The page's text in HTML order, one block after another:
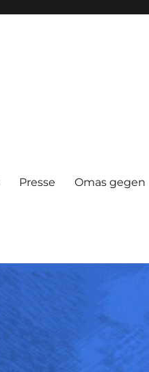
Presse Omas gegen